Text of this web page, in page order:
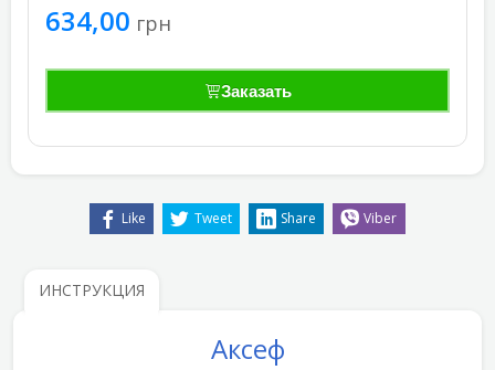
634,00 грн
Заказать
Like Tweet Share Viber
ИНСТРУКЦИЯ
Аксеф